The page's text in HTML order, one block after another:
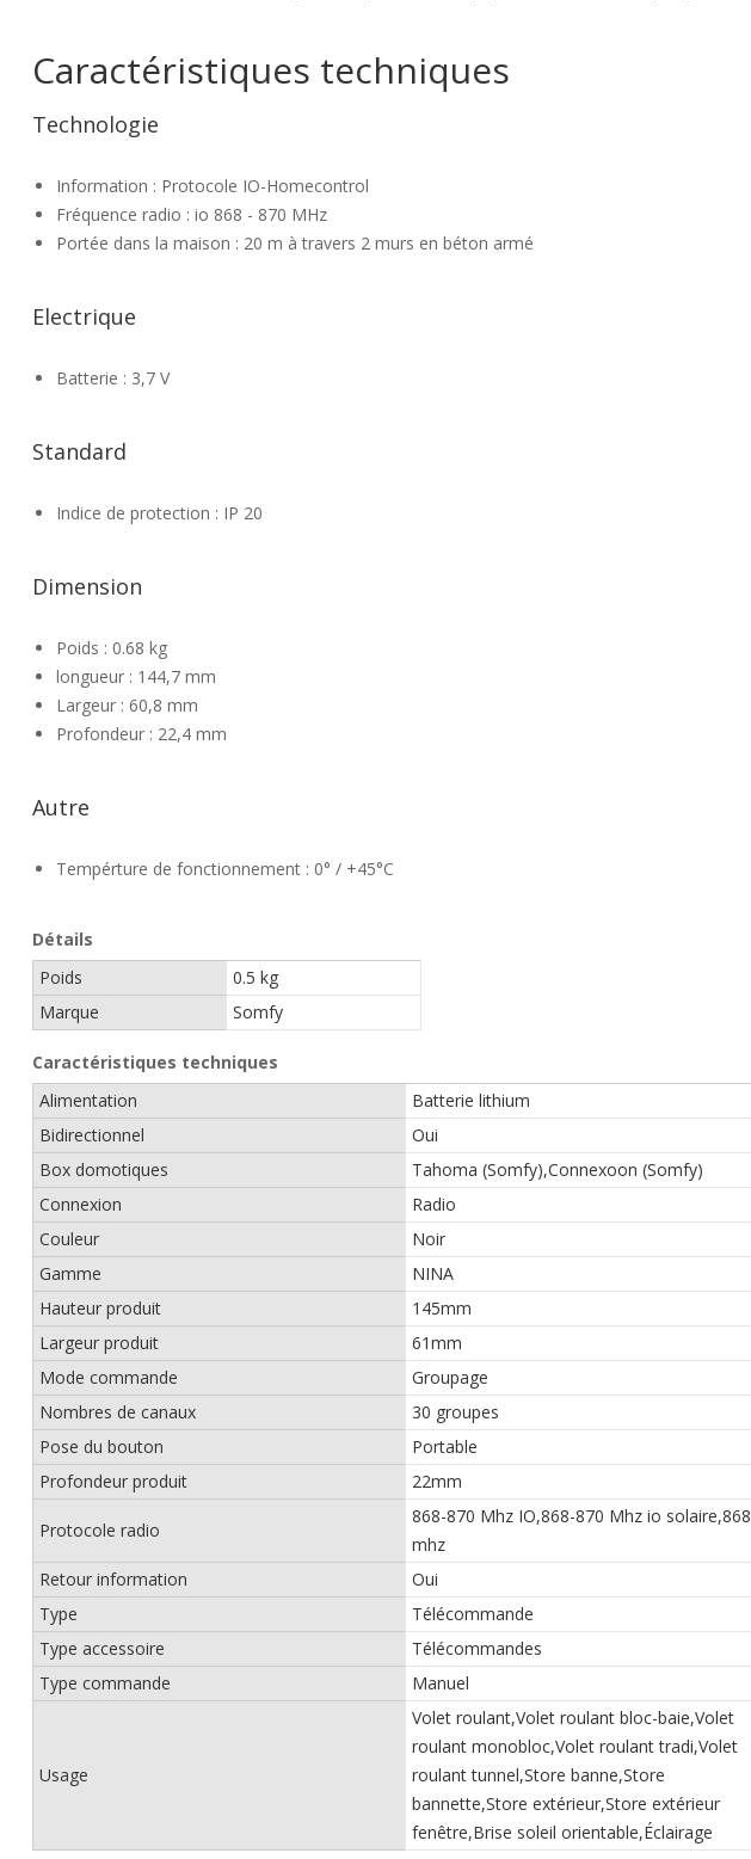
Caractéristiques techniques
Technologie
Information : Protocole IO-Homecontrol
Fréquence radio : io 868 - 870 MHz
Portée dans la maison : 20 m à travers 2 murs en béton armé
Electrique
Batterie : 3,7 V
Standard
Indice de protection : IP 20
Dimension
Poids : 0.68 kg
longueur : 144,7 mm
Largeur : 60,8 mm
Profondeur : 22,4 mm
Autre
Tempérture de fonctionnement : 0° / +45°C
Détails
Poids
0.5 kg
Marque
Somfy
Caractéristiques techniques
Alimentation
Batterie lithium
Bidirectionnel
Oui
Box domotiques
Tahoma (Somfy),Connexoon (Somfy)
Connexion
Radio
Couleur
Noir
Gamme
NINA
Hauteur produit
145mm
Largeur produit
61mm
Mode commande
Groupage
Nombres de canaux
30 groupes
Pose du bouton
Portable
Profondeur produit
22mm
Protocole radio
868-870 Mhz IO,868-870 Mhz io solaire,868
mhz
Retour information
Oui
Type
Télécommande
Type accessoire
Télécommandes
Type commande
Manuel
Usage
Volet roulant,Volet roulant bloc-baie,Volet
roulant monobloc,Volet roulant tradi,Volet
roulant tunnel,Store banne,Store
bannette,Store extérieur,Store extérieur
fenêtre,Brise soleil orientable,Éclairage